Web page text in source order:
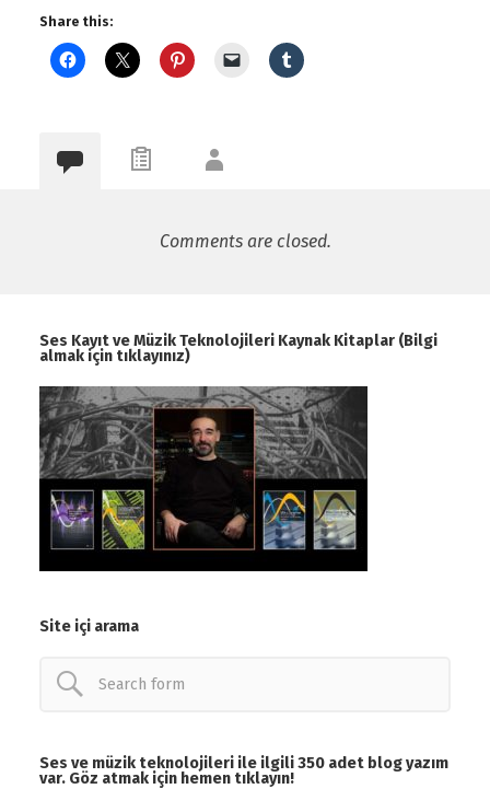
Share this:
Comments are closed.
Ses Kayıt ve Müzik Teknolojileri Kaynak Kitaplar (Bilgi
almak için tıklayınız)
Site içi arama
Ses ve müzik teknolojileri ile ilgili 350 adet blog yazım
var. Göz atmak için hemen tıklayın!